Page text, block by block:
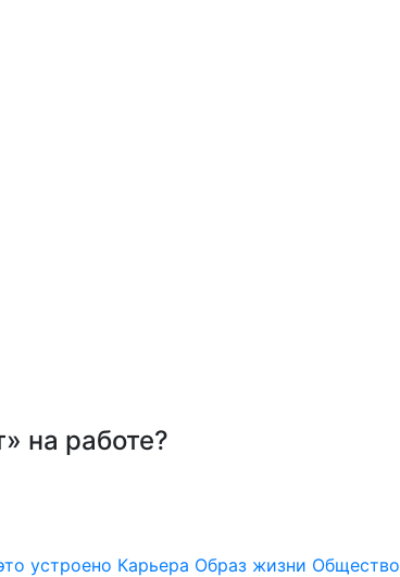
на работе?
устроено Карьера Образ жизни Общество